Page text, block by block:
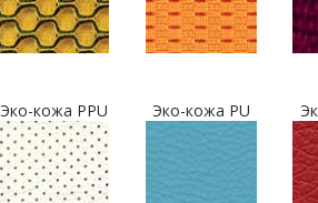
Эко-кожа PPU Эко-кожа PU